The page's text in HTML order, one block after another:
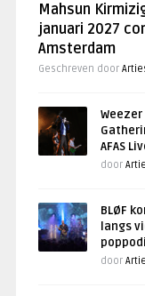
Mahsun
januari 2027
Amsterdam
Geschreven door
AFAS
door
BLØF
langs
door